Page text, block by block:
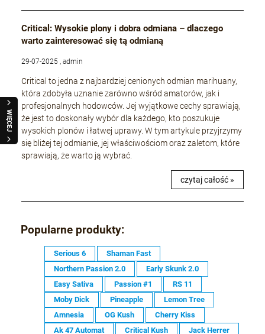
WIĘCEJ
Critical: Wysokie plony i dobra odmiana – dlaczego
warto zainteresować się tą odmianą
29-07-2025 , admin
Critical to jedna z najbardziej cenionych odmian marihuany,
która zdobyła uznanie zarówno wśród amatorów, jak i
profesjonalnych hodowców. Jej wyjątkowe cechy sprawiają,
że jest to doskonały wybór dla każdego, kto poszukuje
wysokich plonów i łatwej uprawy. W tym artykule przyjrzymy
się bliżej tej odmianie, jej właściwościom oraz zaletom, które
sprawiają, że warto ją wybrać.
czytaj całość »
Popularne produkty:
Serious 6
Shaman Fast
Northern Passion 2.0
Early Skunk 2.0
Easy Sativa
Passion #1
RS 11
Moby Dick
Pineapple
Lemon Tree
Amnesia
OG Kush
Cherry Kiss
Ak 47 Automat
Critical Kush
Jack Herrer